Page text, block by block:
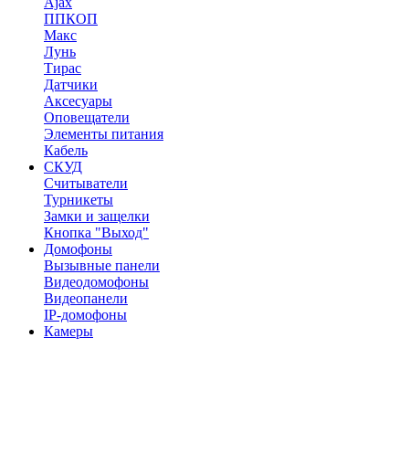
ППКОП
Макс
Лунь
Тирас
Датчики
Аксесуары
Оповещатели
Элементы питания
Кабель
СКУД
Считыватели
Турникеты
Замки и защелки
Кнопка "Выход"
Домофоны
Вызывные панели
Видеодомофоны
Видеопанели
IP-домофоны
Камеры